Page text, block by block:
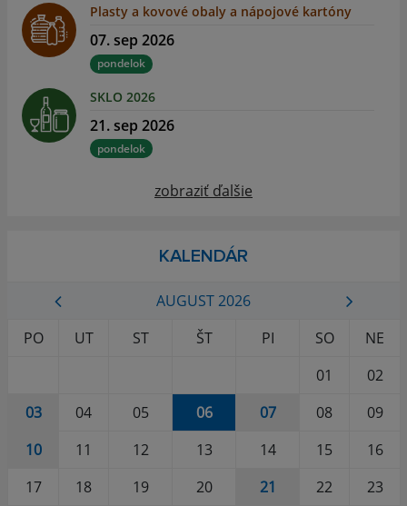
Plasty a kovové obaly a nápojové kartóny
07. sep 2026
pondelok
SKLO 2026
21. sep 2026
pondelok
zobraziť ďalšie
KALENDÁR
AUGUST 2026
PO
UT ST ŠT PI SO
NE
01
02
03
04 05 06 07 08
09
10
11 12 13 14 15
16
17
18 19 20 21 22
23